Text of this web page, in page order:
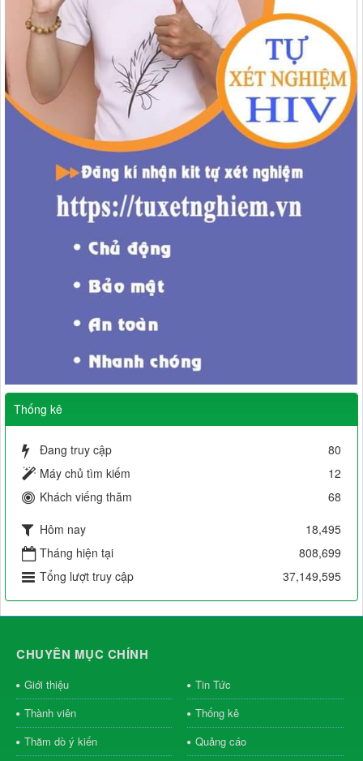
Thống kê
Đang truy cập
80
Máy chủ tìm kiếm
12
Khách viếng thăm
68
Hôm nay
18,495
Tháng hiện tại
808,699
Tổng lượt truy cập
37,149,595
CHUYÊN MỤC CHÍNH
Giới thiệu
Tin Tức
Thành viên
Thống kê
Thăm dò ý kiến
Quảng cáo